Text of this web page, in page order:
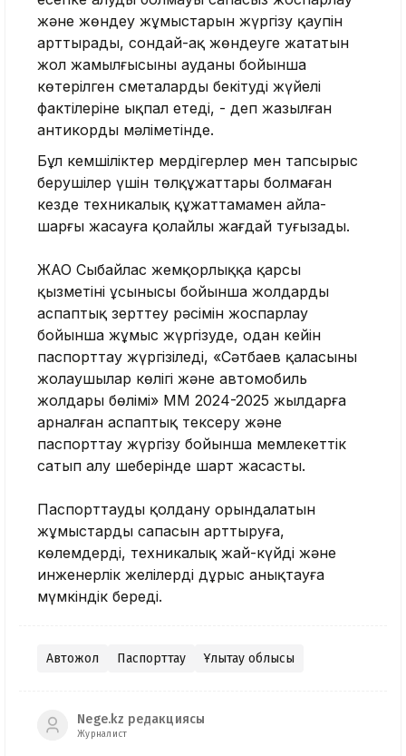
және жөндеу жұмыстарын жүргізу қаупін
арттырады, сондай-ақ жөндеуге жататын
жол жамылғысының ауданы бойынша
көтерілген сметаларды бекітудің жүйелі
фактілеріне ықпал етеді, - деп жазылған
антикордың мәліметінде.
Бұл кемшіліктер мердігерлер мен тапсырыс
берушілер үшін төлқұжаттары болмаған
кезде техникалық құжаттамамен айла-
шарғы жасауға қолайлы жағдай туғызады.
ЖАО Сыбайлас жемқорлыққа қарсы
қызметінің ұсынысы бойынша жолдарды
аспаптық зерттеу рәсімін жоспарлау
бойынша жұмыс жүргізуде, одан кейін
паспорттау жүргізіледі, «Сәтбаев қаласының
жолаушылар көлігі және автомобиль
жолдары бөлімі» ММ 2024-2025 жылдарға
арналған аспаптық тексеру және
паспорттау жүргізу бойынша мемлекеттік
сатып алу шеңберінде шарт жасасты.
Паспорттауды қолдану орындалатын
жұмыстардың сапасын арттыруға,
көлемдерді, техникалық жай-күйді және
инженерлік желілерді дұрыс анықтауға
мүмкіндік береді.
Автожол Паспорттау Ұлытау облысы
Nege.kz редакциясы
Журналист